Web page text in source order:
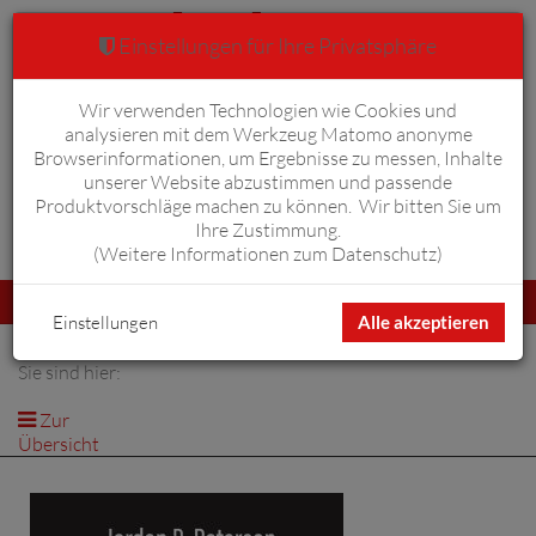
Anmelden Warenkorb 0
umschalten
Sie sind hier:
Zur
Übersicht
Einstellungen für Ihre Privatsphäre
Wir verwenden Technologien wie Cookies und
analysieren mit dem Werkzeug Matomo anonyme
Browserinformationen, um Ergebnisse zu messen, Inhalte
unserer Website abzustimmen und passende
Produktvorschläge machen zu können. Wir bitten Sie um
Ihre Zustimmung.
(Weitere Informationen zum Datenschutz)
Alle akzeptieren
Einstellungen